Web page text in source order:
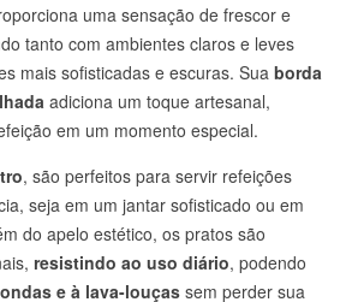
uma sensação de frescor e
tanto com ambientes claros e leves
mais sofisticadas e escuras. Sua borda
adiciona um toque artesanal,
em um momento especial.
, são perfeitos para servir refeições
seja em um jantar sofisticado ou em
do apelo estético, os pratos são
resistindo ao uso diário, podendo
e à lava-louças sem perder sua